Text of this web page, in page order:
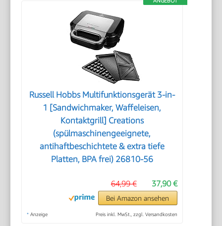
Russell Hobbs Multifunktionsgerät 3-in-
1 [Sandwichmaker, Waffeleisen,
Kontaktgrill] Creations
(spülmaschinengeeignete,
antihaftbeschichtete & extra tiefe
Platten, BPA frei) 26810-56
37,90 €
64,99 €
Bei Amazon ansehen
* Anzeige Preis inkl. MwSt., zzgl. Versandkosten